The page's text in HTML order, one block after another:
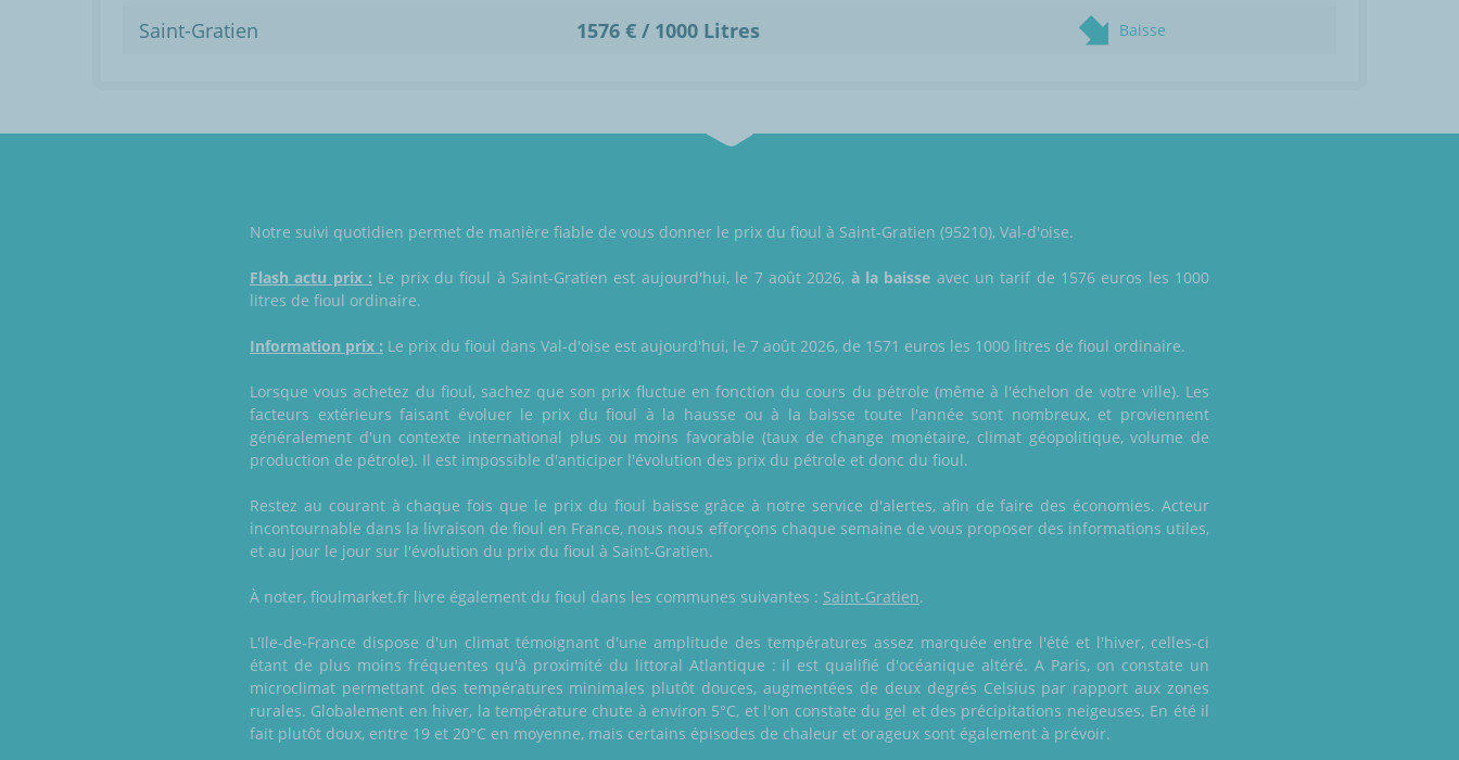
Saint-Gratien 1576 € / 1000 Litres Baisse
Notre suivi quotidien permet de manière fiable de vous donner le prix du fioul à Saint-Gratien (95210), Val-d'oise.
Flash actu prix : Le prix du fioul à Saint-Gratien est aujourd'hui, le 7 août 2026, à la baisse avec un tarif de 1576 euros les 1000
litres de fioul ordinaire.
Information prix : Le prix du fioul dans Val-d'oise est aujourd'hui, le 7 août 2026, de 1571 euros les 1000 litres de fioul ordinaire.
Lorsque vous achetez du fioul, sachez que son prix fluctue en fonction du cours du pétrole (même à l'échelon de votre ville). Les
facteurs extérieurs faisant évoluer le prix du fioul à la hausse ou à la baisse toute l'année sont nombreux, et proviennent
généralement d'un contexte international plus ou moins favorable (taux de change monétaire, climat géopolitique, volume de
production de pétrole). Il est impossible d'anticiper l'évolution des prix du pétrole et donc du fioul.
Restez au courant à chaque fois que le prix du fioul baisse grâce à notre service d'alertes, afin de faire des économies. Acteur
incontournable dans la livraison de fioul en France, nous nous efforçons chaque semaine de vous proposer des informations utiles,
et au jour le jour sur l'évolution du prix du fioul à Saint-Gratien.
À noter, fioulmarket.fr livre également du fioul dans les communes suivantes : Saint-Gratien.
L'Ile-de-France dispose d'un climat témoignant d'une amplitude des températures assez marquée entre l'été et l'hiver, celles-ci
étant de plus moins fréquentes qu'à proximité du littoral Atlantique : il est qualifié d'océanique altéré. A Paris, on constate un
microclimat permettant des températures minimales plutôt douces, augmentées de deux degrés Celsius par rapport aux zones
rurales. Globalement en hiver, la température chute à environ 5°C, et l'on constate du gel et des précipitations neigeuses. En été il
fait plutôt doux, entre 19 et 20°C en moyenne, mais certains épisodes de chaleur et orageux sont également à prévoir.